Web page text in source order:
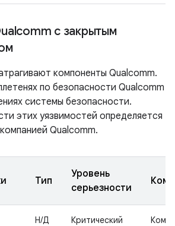
с закрытым
компоненты Qualcomm.
по безопасности Qualcomm
системы безопасности.
этих уязвимостей определяется
Qualcomm.
Тип
Уровень
серьезности
Н/Д Критический